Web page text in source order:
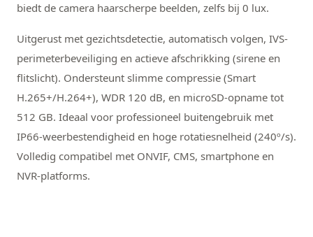
biedt de camera haarscherpe beelden, zelfs bij 0 lux.
Uitgerust met gezichtsdetectie, automatisch volgen, IVS-
perimeterbeveiliging en actieve afschrikking (sirene en
flitslicht). Ondersteunt slimme compressie (Smart
H.265+/H.264+), WDR 120 dB, en microSD-opname tot
512 GB. Ideaal voor professioneel buitengebruik met
IP66-weerbestendigheid en hoge rotatiesnelheid (240º/s).
Volledig compatibel met ONVIF, CMS, smartphone en
NVR-platforms.